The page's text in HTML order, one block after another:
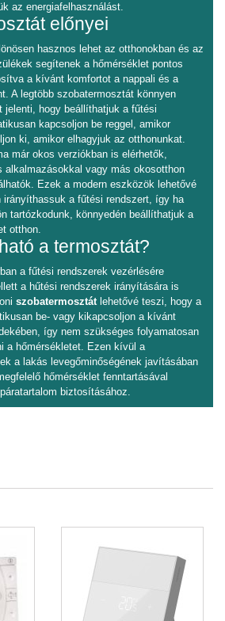
az energiafelhasználást.
előnyei
hasznos lehet az otthonokban és az
segítenek a hőmérséklet pontos
a kívánt komfortot a nappali és a
A legtöbb szobatermosztát könnyen
jelenti, hogy beállíthatjuk a fűtési
kapcsoljon be reggel, amikor
ki, amikor elhagyjuk az otthonunkat.
már okos verziókban is elérhetők,
alkalmazásokkal vagy más okosotthon
Ezek a modern eszközök lehetővé
irányíthassuk a fűtési rendszert, így ha
tartózkodunk, könnyedén beállíthatjuk a
otthon.
a termosztát?
a fűtési rendszerek vezérlésére
a hűtési rendszerek irányítására is
szobatermosztátlehetővé teszi, hogy a
be- vagy kikapcsoljon a kívánt
így nem szükséges folyamatosan
a hőmérsékletet. Ezen kívül a
a lakás levegőminőségének javításában
hőmérséklet fenntartásával
biztosításához.